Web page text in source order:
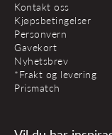
Kontakt oss
Kjøpsbetingelser
Personvern
Gavekort
Nyhetsbrev
*Frakt og levering
Prismatch